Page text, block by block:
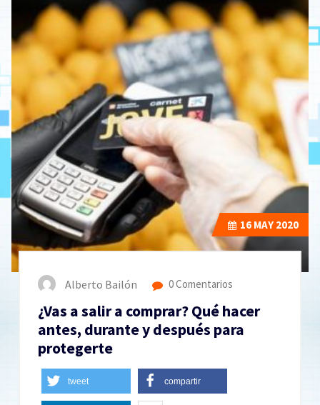
16 MAY 2020
Alberto Bailón 0 Comentarios
¿Vas a salir a comprar? Qué hacer
antes, durante y después para
protegerte
tweet compartir